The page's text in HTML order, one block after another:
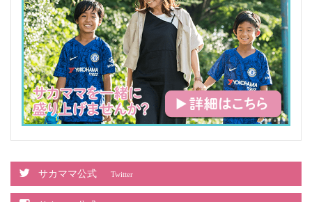
サカママ公式 Twitter